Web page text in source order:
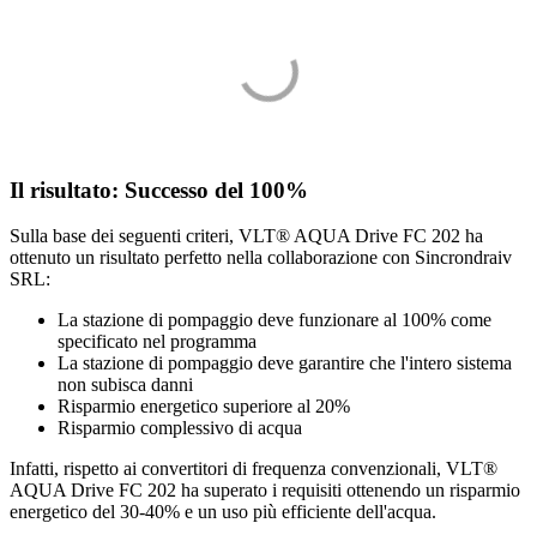
Il risultato: Successo del 100%
Sulla base dei seguenti criteri, VLT® AQUA Drive FC 202 ha
ottenuto un risultato perfetto nella collaborazione con Sincrondraiv
SRL:
La stazione di pompaggio deve funzionare al 100% come
specificato nel programma
La stazione di pompaggio deve garantire che l'intero sistema
non subisca danni
Risparmio energetico superiore al 20%
Risparmio complessivo di acqua
Infatti, rispetto ai convertitori di frequenza convenzionali, VLT®
AQUA Drive FC 202 ha superato i requisiti ottenendo un risparmio
energetico del 30-40% e un uso più efficiente dell'acqua.